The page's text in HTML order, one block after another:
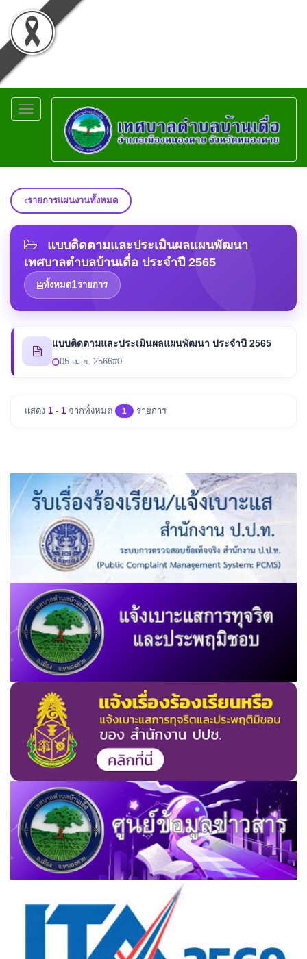
Toggle
navigation
รายการแผนงานทั้งหมด
แบบติดตามและประเมินผลแผนพัฒนา
เทศบาลตำบลบ้านเดื่อ ประจำปี 2565
ทั้งหมด1รายการ
แบบติดตามและประเมินผลแผนพัฒนา ประจำปี 2565
05 เม.ย. 2566#0
แสดง 1 - 1 จากทั้งหมด 1 รายการ